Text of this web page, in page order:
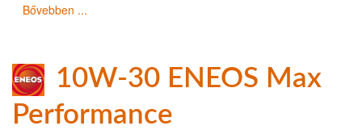
Bővebben ...
10W-30 ENEOS Max
Performance